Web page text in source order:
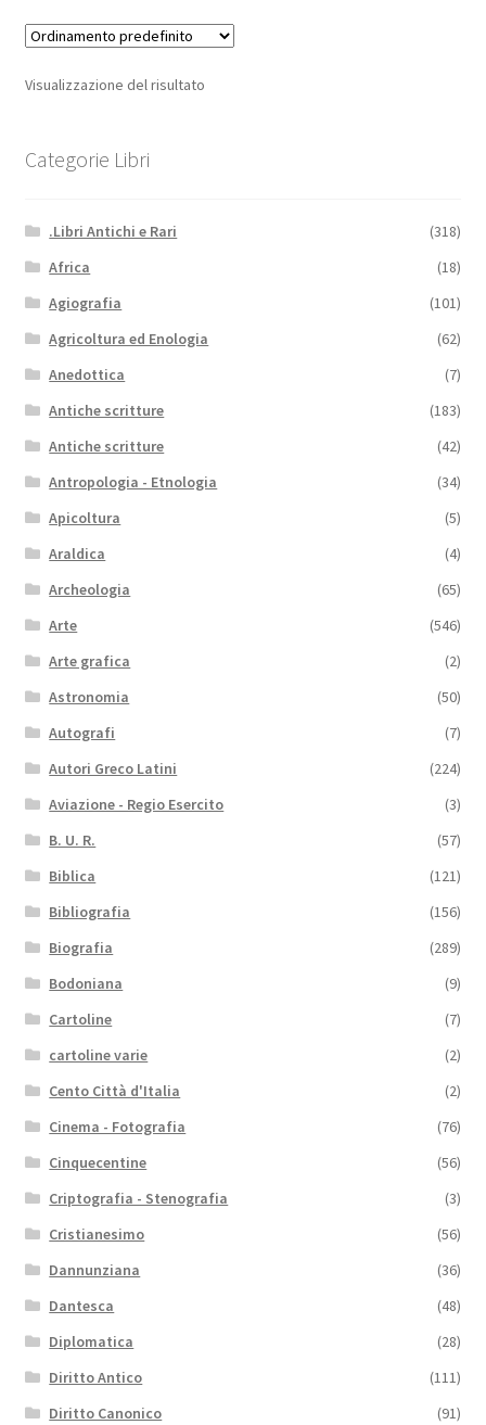
Visualizzazione del risultato
Categorie Libri
.Libri Antichi e Rari
(318)
Africa
(18)
Agiografia
(101)
Agricoltura ed Enologia
(62)
Anedottica
(7)
Antiche scritture
(183)
Antiche scritture
(42)
Antropologia - Etnologia
(34)
Apicoltura
(5)
Araldica
(4)
Archeologia
(65)
Arte
(546)
Arte grafica
(2)
Astronomia
(50)
Autografi
(7)
Autori Greco Latini
(224)
Aviazione - Regio Esercito
(3)
B. U. R.
(57)
Biblica
(121)
Bibliografia
(156)
Biografia
(289)
Bodoniana
(9)
Cartoline
(7)
cartoline varie
(2)
Cento Città d'Italia
(2)
Cinema - Fotografia
(76)
Cinquecentine
(56)
Criptografia - Stenografia
(3)
Cristianesimo
(56)
Dannunziana
(36)
Dantesca
(48)
Diplomatica
(28)
Diritto Antico
(111)
Diritto Canonico
(91)